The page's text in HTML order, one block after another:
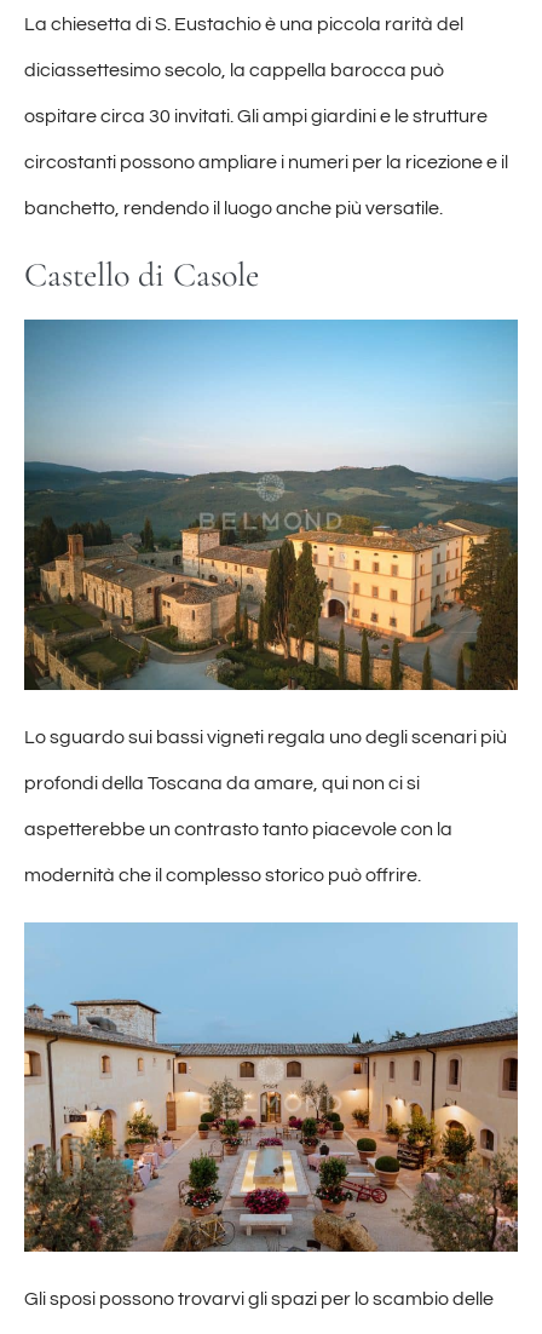
La chiesetta di S. Eustachio è una piccola rarità del
diciassettesimo secolo, la cappella barocca può
ospitare circa 30 invitati. Gli ampi giardini e le strutture
circostanti possono ampliare i numeri per la ricezione e il
banchetto, rendendo il luogo anche più versatile.
Castello di Casole
Lo sguardo sui bassi vigneti regala uno degli scenari più
profondi della Toscana da amare, qui non ci si
aspetterebbe un contrasto tanto piacevole con la
modernità che il complesso storico può offrire.
Gli sposi possono trovarvi gli spazi per lo scambio delle